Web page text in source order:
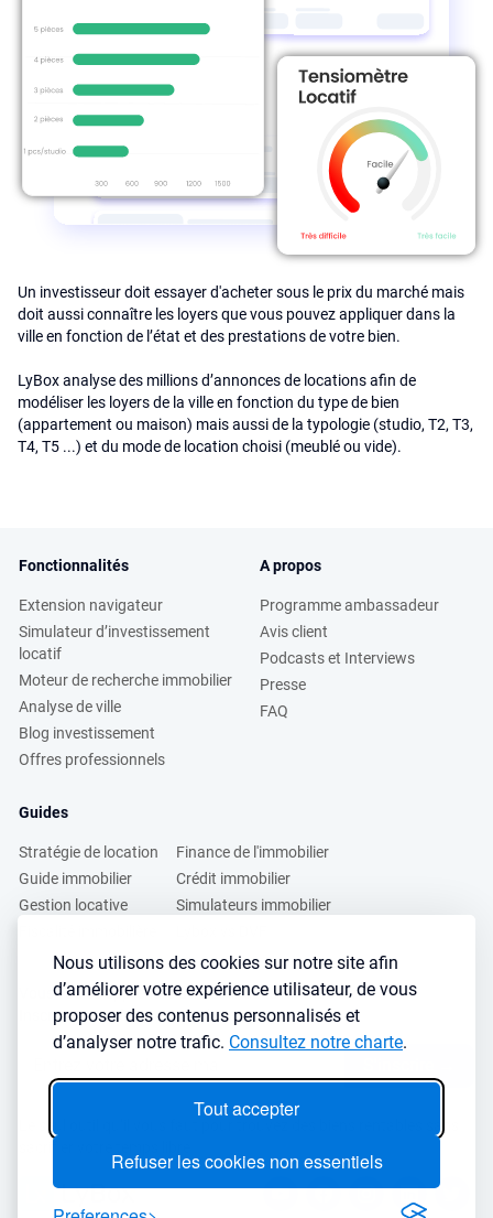
Nous utilisons des cookies sur notre site afin
d’améliorer votre expérience utilisateur, de vous
proposer des contenus personnalisés et
d’analyser notre trafic. Consultez notre charte.
Tout accepter
Refuser les cookies non essentiels
Un investisseur doit essayer d'acheter sous le prix du marché mais
doit aussi connaître les loyers que vous pouvez appliquer dans la
ville en fonction de l’état et des prestations de votre bien.
LyBox analyse des millions d’annonces de locations afin de
modéliser les loyers de la ville en fonction du type de bien
(appartement ou maison) mais aussi de la typologie (studio, T2, T3,
T4, T5 ...) et du mode de location choisi (meublé ou vide).
Fonctionnalités
Extension navigateur
Simulateur d’investissement
locatif
Moteur de recherche immobilier
Analyse de ville
Blog investissement
Offres professionnels
A propos
Programme ambassadeur
Avis client
Podcasts et Interviews
Presse
FAQ
Guides
Stratégie de location
Guide immobilier
Gestion locative
Finance de l'immobilier
Crédit immobilier
Simulateurs immobilier
Vous voulez apprendre à investir dans l’immobilier ?
Inscrivez vous à notre newsletter gratuite :